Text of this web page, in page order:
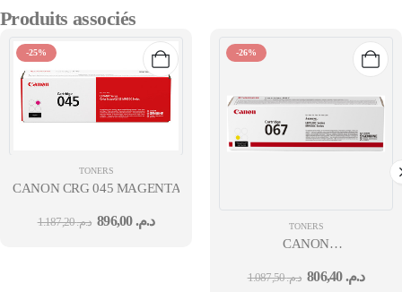
Produits associés
-25%
TONERS
CANON CRG 045 MAGENTA ( 1300 PAGES)
د.م.1.187,20 د.م.896,00
-26%
TONERS
CANON
د.م.1.087,50 د.م.806,40